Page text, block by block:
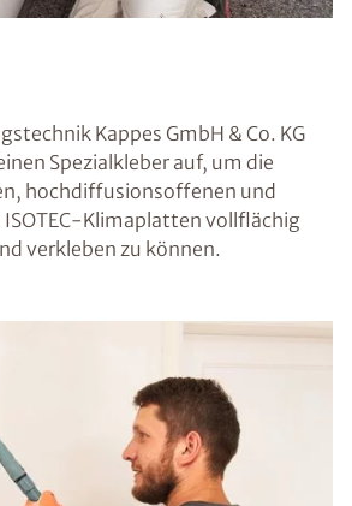
Kappes GmbH & Co. KG
Spezialkleber auf, um die
hochdiffusionsoffenen und
Klimaplatten vollflächig
verkleben zu können.